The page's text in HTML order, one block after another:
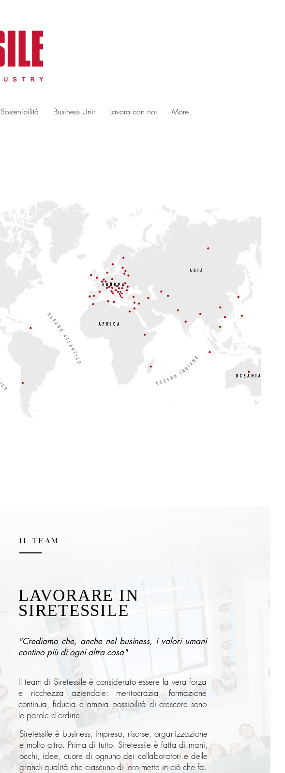
Sostenibilità Business Unit Lavora con noi More
IL TEAM
LAVORARE IN
SIRETESSILE
"Crediamo che, anche nel business, i valori umani
contino più di ogni altra cosa"
Il team di Siretessile è considerato essere la vera forza
e ricchezza aziendale: meritocrazia, formazione
continua, fiducia e ampia possibilità di crescere sono
le parole d'ordine.
Siretessile è business, impresa, risorse, organizzazione
e molto altro. Prima di tutto, Siretessile è fatta di mani,
occhi, idee, cuore di ognuno dei collaboratori e delle
grandi qualità che ciascuno di loro mette in ciò che fa.